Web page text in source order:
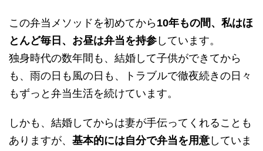
この弁当メソッドを初めてから10年もの間、私はほ
とんど毎日、お昼は弁当を持参 しています。
独身時代の数年間も、結婚して子供ができてから
も、雨の日も風の日も、トラブルで徹夜続きの日々
もずっと弁当生活を続けています。
しかも、結婚してからは妻が手伝ってくれることも
ありますが、 基本的には自分で弁当を用意 していま